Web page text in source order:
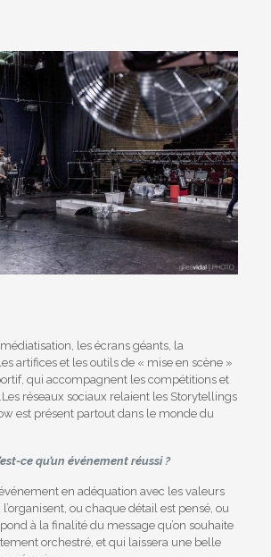
les écrans géants, la
artifices et les outils de « mise en scène »
qui accompagnent les compétitions et
Les réseaux sociaux relaient les Storytellings
est présent partout dans le monde du
ce qu’un événement réussi ?
en adéquation avec les valeurs
ou chaque détail est pensé, ou
à la finalité du message qu’on souhaite
orchestré, et qui laissera une belle